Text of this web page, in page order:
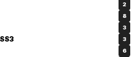
2
8
3
3
6